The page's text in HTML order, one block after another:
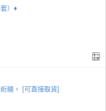
）♦︎
縫。 [可直接取貨]